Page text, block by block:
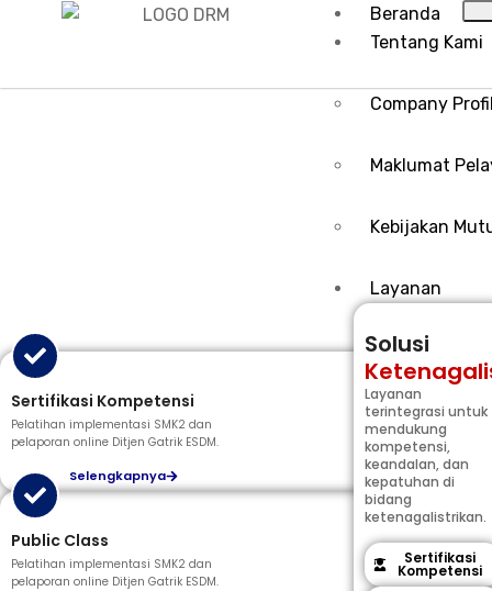
Beranda
Tentang Kami
Company
Maklumat
Kebijakan
Layanan
Solusi
Layanan
terintegrasi untuk
mendukung
kompetensi,
keandalan, dan
kepatuhan di
bidang
ketenagalistrikan.
Sertifikasi
Kompetensi
Tingkatkan kompetensi dan patuh regulasi melalui program pelatihan,
Sertifikasi Kompetensi
Pelatihan implementasi SMK2 dan
pelaporan online Ditjen Gatrik ESDM.
Selengkapnya
Public Class
Pelatihan implementasi SMK2 dan
pelaporan online Ditjen Gatrik ESDM.